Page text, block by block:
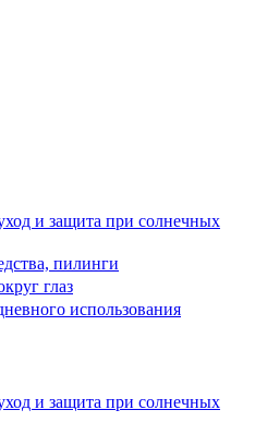
и защита при солнечных
пилинги
глаз
использования
и защита при солнечных